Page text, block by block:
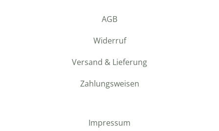
AGB
Widerruf
Versand & Lieferung
Zahlungsweisen
Impressum